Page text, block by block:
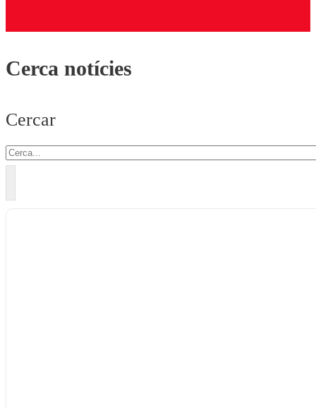
Cerca notícies
Cercar